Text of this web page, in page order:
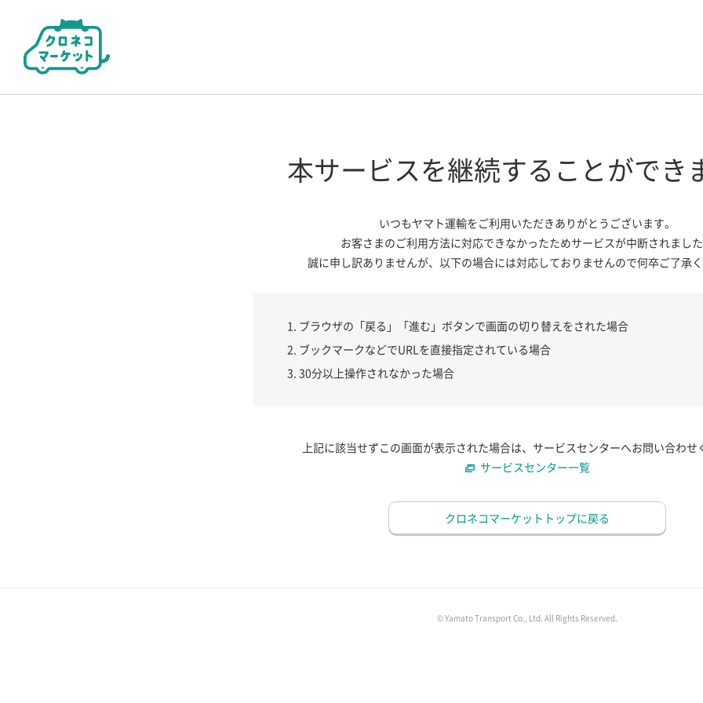
本サービスを継続する ことができ
いつもヤマト運輸をご利用いただきありがとうございます。
お客さまのご利用方法に対応できなかったためサービスが中断されました
誠に申し訳ありませんが、 以下の場合には対応しておりませんので何卒ご了承く
ブラウザの「戻る」「進む」ボタンで画面の切り替えをされた場合
ブックマークなどでURLを直接指定されている場合
30分以上操作されなかった場合
上記に該当せずこの画面が表示された場合は、サービスセンターへお問い合わせ
サービスセンター一覧
クロネコマーケットトップに戻る
© Yamato Transport Co., Ltd. All Rights Reserved.